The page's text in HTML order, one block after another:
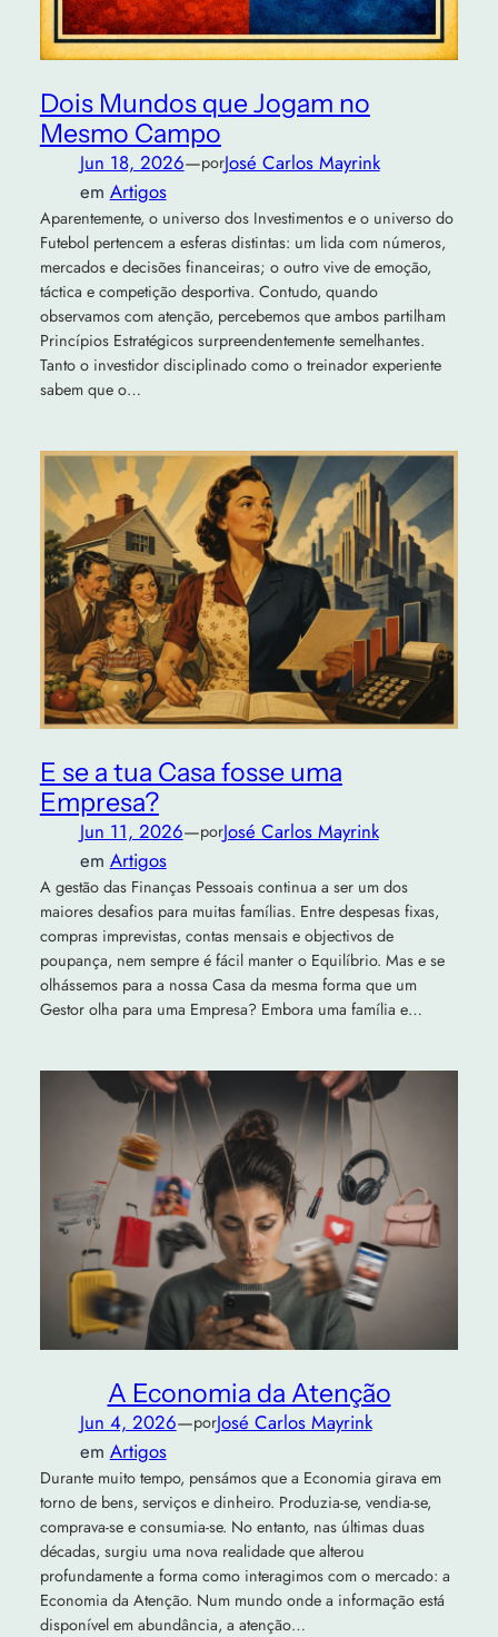
Dois Mundos que Jogam no
Mesmo Campo
Jun 18, 2026—porJosé Carlos Mayrink
em Artigos
Aparentemente, o universo dos Investimentos e o universo do
Futebol pertencem a esferas distintas: um lida com números,
mercados e decisões financeiras; o outro vive de emoção,
táctica e competição desportiva. Contudo, quando
observamos com atenção, percebemos que ambos partilham
Princípios Estratégicos surpreendentemente semelhantes.
Tanto o investidor disciplinado como o treinador experiente
sabem que o…
E se a tua Casa fosse uma
Empresa?
Jun 11, 2026—porJosé Carlos Mayrink
em Artigos
A gestão das Finanças Pessoais continua a ser um dos
maiores desafios para muitas famílias. Entre despesas fixas,
compras imprevistas, contas mensais e objectivos de
poupança, nem sempre é fácil manter o Equilíbrio. Mas e se
olhássemos para a nossa Casa da mesma forma que um
Gestor olha para uma Empresa? Embora uma família e…
A Economia da Atenção
Jun 4, 2026—porJosé Carlos Mayrink
em Artigos
Durante muito tempo, pensámos que a Economia girava em
torno de bens, serviços e dinheiro. Produzia-se, vendia-se,
comprava-se e consumia-se. No entanto, nas últimas duas
décadas, surgiu uma nova realidade que alterou
profundamente a forma como interagimos com o mercado: a
Economia da Atenção. Num mundo onde a informação está
disponível em abundância, a atenção…